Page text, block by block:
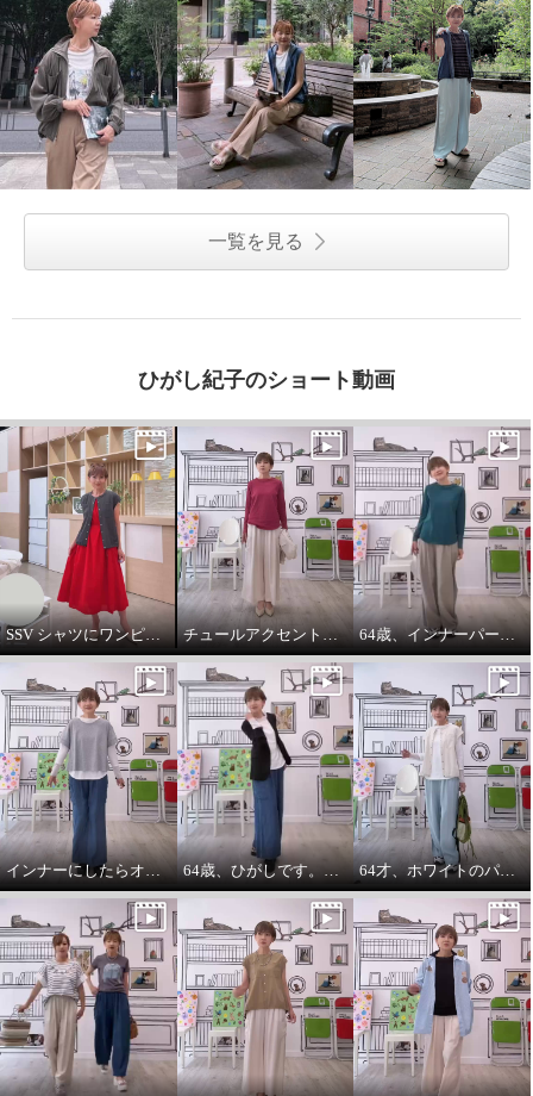
一覧を見る
ひがし紀子のショート動画
SSV シャツにワンピースをコーデしてみました。 チュールアクセントパーカー64歳カジュアル大好きが推し！ 64歳、インナーパーカーは必需品です。
インナーにしたらオールシーズンいけます。インナーパーカー❤️ 64歳、ひがしです。わたしの時代は、やっぱりジャケットにパーカーを出す‼️ 64才、ホワイトのパーカーインナーはスタイリングに万能です。